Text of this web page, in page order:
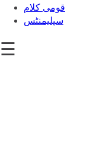
قومی کلام
سپلیمنٹس
☰